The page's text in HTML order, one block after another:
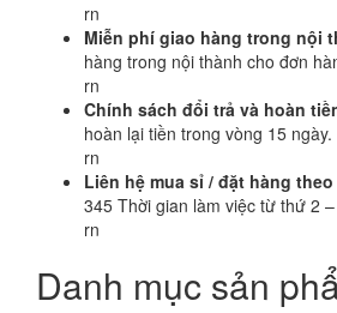
rn
Miễn phí giao hàng trong nội
hàng trong nội thành cho đơn
rn
Chính sách đổi trả và hoàn
hoàn lại tiền trong vòng 15 ngày.
rn
Liên hệ mua sỉ / đặt hàng
345 Thời gian làm việc từ thứ 2
rn
Danh mục sản